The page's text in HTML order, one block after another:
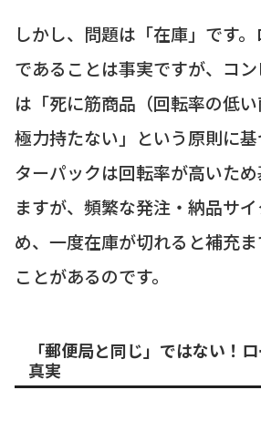
しかし、問題は「在庫」です
であることは事実ですが、コ
は「死に筋商品（回転率の低
極力持たない」という原則に
ターパックは回転率が高いた
ますが、頻繁な発注・納品サ
め、一度在庫が切れると補充
ことがあるのです。
「郵便局と同じ」ではない！
真実